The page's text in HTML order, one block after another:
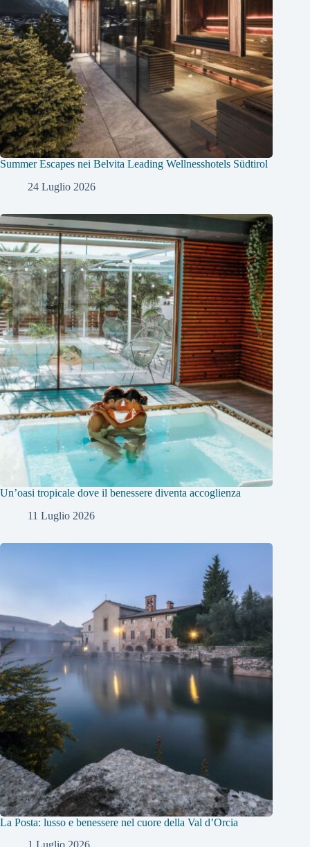
Summer Escapes nei Belvita Leading Wellnesshotels Südtirol
24 Luglio 2026
Un’oasi tropicale dove il benessere diventa accoglienza
11 Luglio 2026
La Posta: lusso e benessere nel cuore della Val d’Orcia